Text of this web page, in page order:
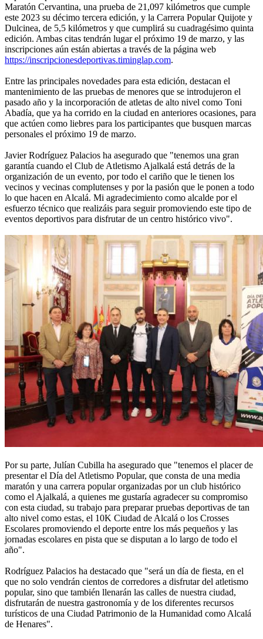
Maratón Cervantina, una prueba de 21,097 kilómetros que cumple
este 2023 su décimo tercera edición, y la Carrera Popular Quijote y
Dulcinea, de 5,5 kilómetros y que cumplirá su cuadragésimo quinta
edición. Ambas citas tendrán lugar el próximo 19 de marzo, y las
inscripciones aún están abiertas a través de la página web
https://inscripcionesdeportivas.timinglap.com.
Entre las principales novedades para esta edición, destacan el
mantenimiento de las pruebas de menores que se introdujeron el
pasado año y la incorporación de atletas de alto nivel como Toni
Abadía, que ya ha corrido en la ciudad en anteriores ocasiones, para
que actúen como liebres para los participantes que busquen marcas
personales el próximo 19 de marzo.
Javier Rodríguez Palacios ha asegurado que "tenemos una gran
garantía cuando el Club de Atletismo Ajalkalá está detrás de la
organización de un evento, por todo el cariño que le tienen los
vecinos y vecinas complutenses y por la pasión que le ponen a todo
lo que hacen en Alcalá. Mi agradecimiento como alcalde por el
esfuerzo técnico que realizáis para seguir promoviendo este tipo de
eventos deportivos para disfrutar de un centro histórico vivo".
Por su parte, Julían Cubilla ha asegurado que "tenemos el placer de
presentar el Día del Atletismo Popular, que consta de una media
maratón y una carrera popular organizadas por un club histórico
como el Ajalkalá, a quienes me gustaría agradecer su compromiso
con esta ciudad, su trabajo para preparar pruebas deportivas de tan
alto nivel como estas, el 10K Ciudad de Alcalá o los Crosses
Escolares promoviendo el deporte entre los más pequeños y las
jornadas escolares en pista que se disputan a lo largo de todo el
año".
Rodríguez Palacios ha destacado que "será un día de fiesta, en el
que no solo vendrán cientos de corredores a disfrutar del atletismo
popular, sino que también llenarán las calles de nuestra ciudad,
disfrutarán de nuestra gastronomía y de los diferentes recursos
turísticos de una Ciudad Patrimonio de la Humanidad como Alcalá
de Henares".